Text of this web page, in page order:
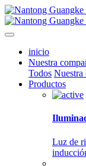
inicio
Nuestra
Todos Nuestra
Productos
Luz de